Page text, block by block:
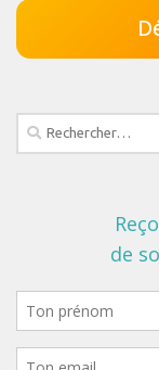
Rechercher :